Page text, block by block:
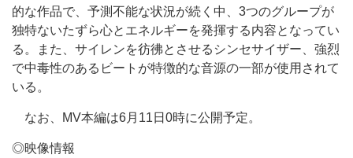
的な作品で、予測不能な状況が続く中、3つのグループが
独特ないたずら心とエネルギーを発揮する内容となってい
る。また、サイレンを彷彿とさせるシンセサイザー、強烈
で中毒性のあるビートが特徴的な音源の一部が使用されて
いる。
なお、MV本編は6月11日0時に公開予定。
◎映像情報